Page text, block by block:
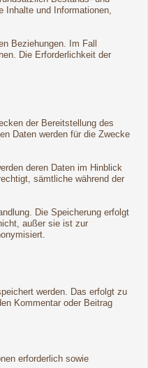
Inhalte und Informationen,
Beziehungen. Im Fall
Die Erforderlichkeit der
der Bereitstellung des
Daten werden für die Zwecke
deren Daten im Hinblick
sämtliche während der
Die Speicherung erfolgt
außer sie ist zur
werden. Das erfolgt zu
Kommentar oder Beitrag
erforderlich sowie